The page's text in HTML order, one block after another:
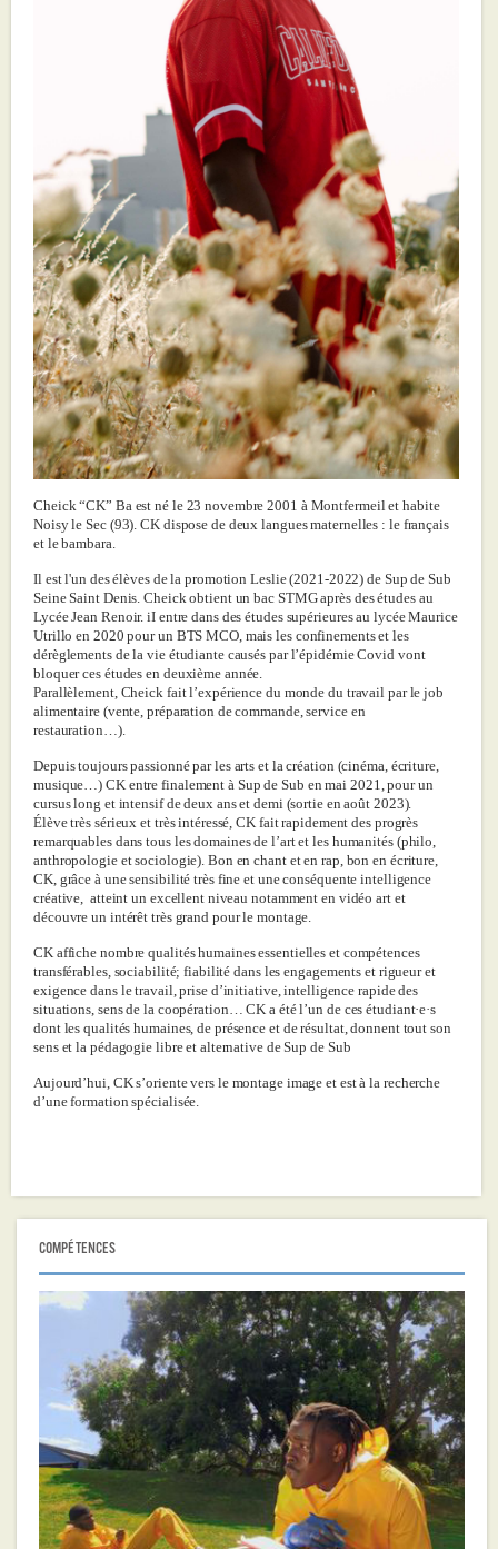
Cheick “CK” Ba est né le 23 novembre 2001 à Montfermeil et habite
Noisy le Sec (93). CK dispose de deux langues maternelles : le français
et le bambara.
Il est l'un des élèves de la promotion Leslie (2021-2022) de Sup de Sub
Seine Saint Denis. Cheick obtient un bac STMG après des études au
Lycée Jean Renoir. iI entre dans des études supérieures au lycée Maurice
Utrillo en 2020 pour un BTS MCO, mais les confinements et les
dérèglements de la vie étudiante causés par l’épidémie Covid vont
bloquer ces études en deuxième année.
Parallèlement, Cheick fait l’expérience du monde du travail par le job
alimentaire (vente, préparation de commande, service en
restauration…).
Depuis toujours passionné par les arts et la création (cinéma, écriture,
musique…) CK entre finalement à Sup de Sub en mai 2021, pour un
cursus long et intensif de deux ans et demi (sortie en août 2023).
Élève très sérieux et très intéressé, CK fait rapidement des progrès
remarquables dans tous les domaines de l’art et les humanités (philo,
anthropologie et sociologie). Bon en chant et en rap, bon en écriture,
CK, grâce à une sensibilité très fine et une conséquente intelligence
créative, atteint un excellent niveau notamment en vidéo art et
découvre un intérêt très grand pour le montage.
CK affiche nombre qualités humaines essentielles et compétences
transférables, sociabilité; fiabilité dans les engagements et rigueur et
exigence dans le travail, prise d’initiative, intelligence rapide des
situations, sens de la coopération… CK a été l’un de ces étudiant·e·s
dont les qualités humaines, de présence et de résultat, donnent tout son
sens et la pédagogie libre et alternative de Sup de Sub
Aujourd’hui, CK s’oriente vers le montage image et est à la recherche
d’une formation spécialisée.
COMPÉTENCES